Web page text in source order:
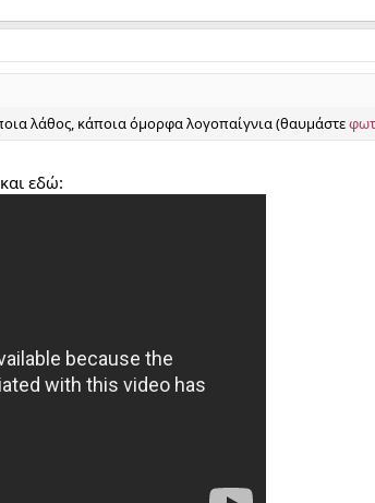
λάθος, κάποια όμορφα λογοπαίγνια (θαυμάστε
εδώ: